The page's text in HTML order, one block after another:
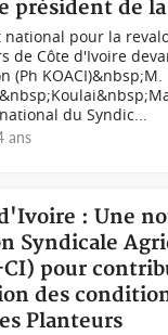
président de
national pour la
de Côte d'Ivoire
(Ph KOACI)&nbsp;M.
du Syndic...
ans
: Une
Syndicale
CI) pour
des
Planteurs